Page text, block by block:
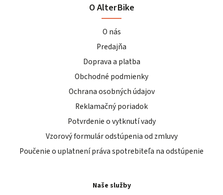
O AlterBike
O nás
Predajňa
Doprava a platba
Obchodné podmienky
Ochrana osobných údajov
Reklamačný poriadok
Potvrdenie o vytknutí vady
Vzorový formulár odstúpenia od zmluvy
Poučenie o uplatnení práva spotrebiteľa na odstúpenie
Naše služby